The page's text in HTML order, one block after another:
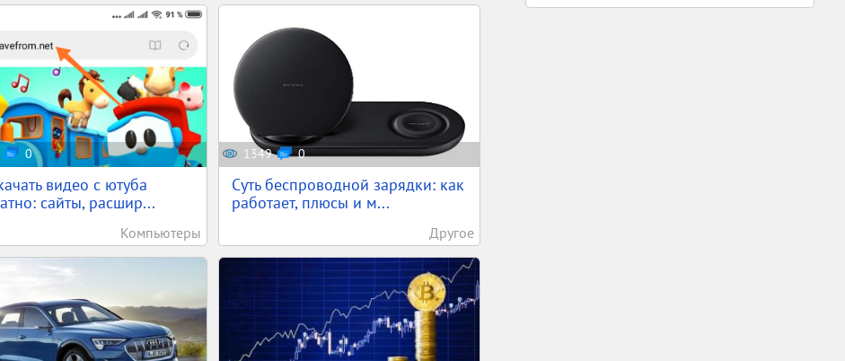
0
видео с ютуба
сайты, расшир...
Компьютеры
1349 0
Суть беспроводной зарядки: как
работает, плюсы и м...
Другое